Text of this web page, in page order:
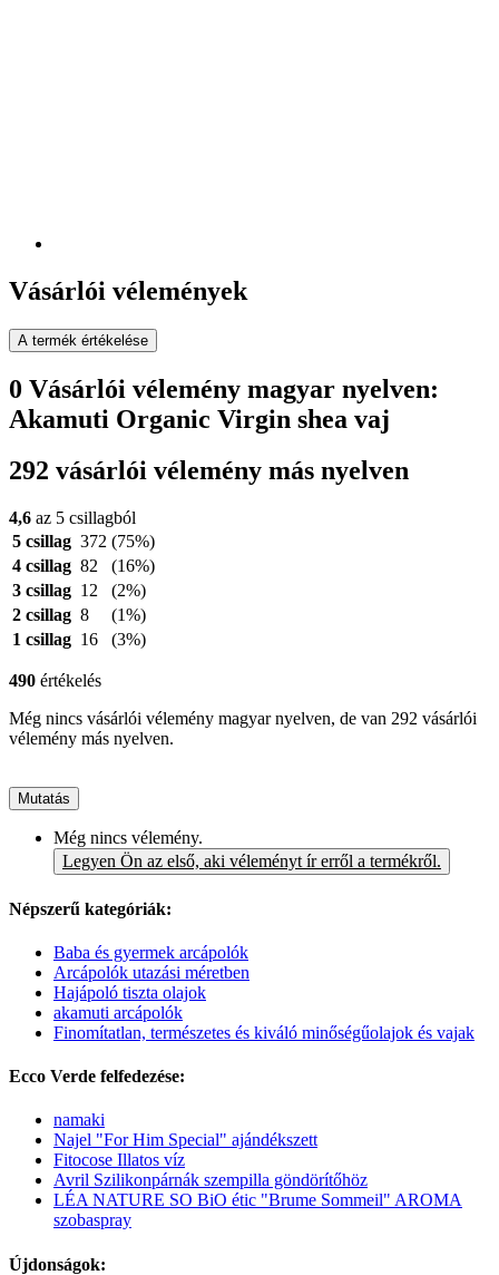
Vásárlói vélemények
A termék értékelése
0 Vásárlói vélemény magyar nyelven:
Akamuti Organic Virgin shea vaj
292 vásárlói vélemény más nyelven
4,6 az 5 csillagból
5 csillag 372 (75%)
4 csillag 82
(16%)
3 csillag 12
(2%)
2 csillag 8
(1%)
1 csillag 16 (3%)
490 értékelés
Még nincs vásárlói vélemény magyar nyelven, de van 292 vásárlói
vélemény más nyelven.
Mutatás
Még nincs vélemény.
Legyen Ön az első, aki véleményt ír erről a termékről.
Népszerű kategóriák:
Baba és gyermek arcápolók
Arcápolók utazási méretben
Hajápoló tiszta olajok
akamuti arcápolók
Finomítatlan, természetes és kiváló minőségűolajok és vajak
Ecco Verde felfedezése:
namaki
Najel "For Him Special" ajándékszett
Fitocose Illatos víz
Avril Szilikonpárnák szempilla göndörítőhöz
LÉA NATURE SO BiO étic "Brume Sommeil" AROMA
szobaspray
Újdonságok: